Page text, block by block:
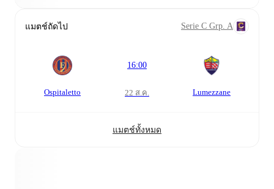
แมตช์ถัดไป Serie C Grp. A
Ospitaletto
16:00
22 ส.ค. Lumezzane
แมตช์ทั้งหมด